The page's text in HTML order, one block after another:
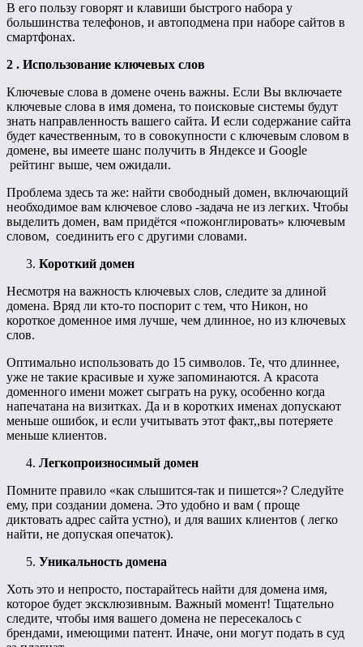
В его пользу говорят и клавиши быстрого набора у
большинства телефонов, и автоподмена при наборе сайтов в
смартфонах.
2 . Использование ключевых слов
Ключевые слова в домене очень важны. Если Вы включаете
ключевые слова в имя домена, то поисковые системы будут
знать направленность вашего сайта. И если содержание сайта
будет качественным, то в совокупности с ключевым словом в
домене, вы имеете шанс получить в Яндексе и Google
рейтинг выше, чем ожидали.
Проблема здесь та же: найти свободный домен, включающий
необходимое вам ключевое слово -задача не из легких. Чтобы
выделить домен, вам придётся «пожонглировать» ключевым
словом, соединить его с другими словами.
Короткий домен
Несмотря на важность ключевых слов, следите за длиной
домена. Вряд ли кто-то поспорит с тем, что Никон, но
короткое доменное имя лучше, чем длинное, но из ключевых
слов.
Оптимально использовать до 15 символов. Те, что длиннее,
уже не такие красивые и хуже запоминаются. А красота
доменного имени может сыграть на руку, особенно когда
напечатана на визитках. Да и в коротких именах допускают
меньше ошибок, и если учитывать этот факт,,вы потеряете
меньше клиентов.
Легкопроизносимый домен
Помните правило «как слышится-так и пишется»? Следуйте
ему, при создании домена. Это удобно и вам ( проще
диктовать адрес сайта устно), и для ваших клиентов ( легко
найти, не допуская опечаток).
Уникальность домена
Хоть это и непросто, постарайтесь найти для домена имя,
которое будет эксклюзивным. Важный момент! Тщательно
следите, чтобы имя вашего домена не пересекалось с
брендами, имеющими патент. Иначе, они могут подать в суд